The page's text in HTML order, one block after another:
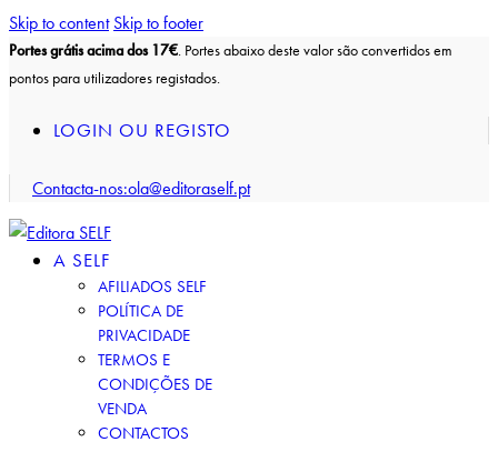
Skip to content Skip to footer
Portes grátis acima dos 17€. Portes abaixo deste valor são convertidos em
pontos para utilizadores registados.
LOGIN OU REGISTO
Contacta-nos:ola@editoraself.pt
A SELF
AFILIADOS SELF
POLÍTICA DE
PRIVACIDADE
TERMOS E
CONDIÇÕES DE
VENDA
CONTACTOS